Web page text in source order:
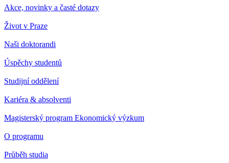
Akce, novinky a časté dotazy
Život v Praze
Naši doktorandi
Úspěchy studentů
Studijní oddělení
Kariéra & absolventi
Magisterský program Ekonomický výzkum
O programu
Průběh studia